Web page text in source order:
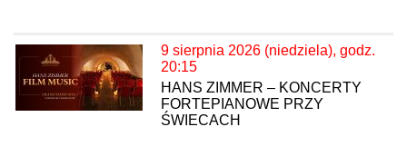
9 sierpnia 2026 (niedziela), godz.
20:15
HANS ZIMMER – KONCERTY
FORTEPIANOWE PRZY
ŚWIECACH